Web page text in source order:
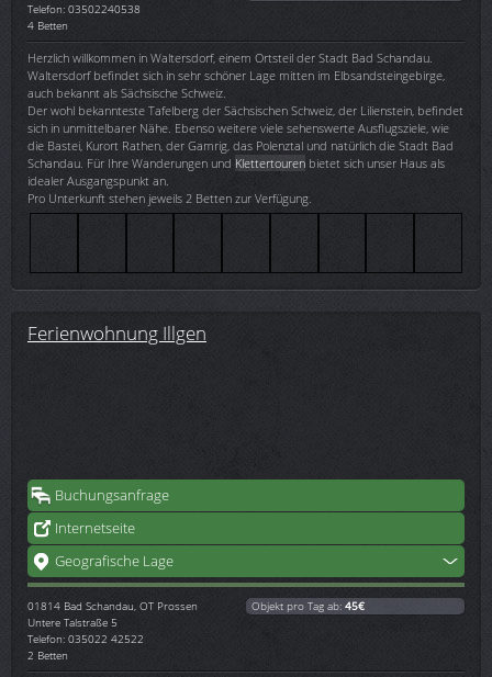
Telefon: 03502240538
4 Betten
Herzlich willkommen in Waltersdorf, einem Ortsteil der Stadt Bad Schandau.
Waltersdorf befindet sich in sehr schöner Lage mitten im Elbsandsteingebirge,
auch bekannt als Sächsische Schweiz.
Der wohl bekannteste Tafelberg der Sächsischen Schweiz, der Lilienstein, befindet
sich in unmittelbarer Nähe. Ebenso weitere viele sehenswerte Ausflugsziele, wie
die Bastei, Kurort Rathen, der Gamrig, das Polenztal und natürlich die Stadt Bad
Schandau. Für Ihre Wanderungen und Klettertouren bietet sich unser Haus als
idealer Ausgangspunkt an.
Pro Unterkunft stehen jeweils 2 Betten zur Verfügung.
Ferienwohnung Illgen
Buchungsanfrage
Internetseite
Geografische Lage
01814 Bad Schandau, OT Prossen
Untere Talstraße 5
Telefon: 035022 42522
2 Betten
Objekt pro Tag ab: 45€